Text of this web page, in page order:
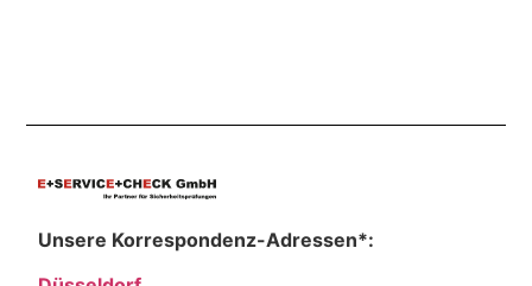
Unsere Korrespondenz-Adressen*: